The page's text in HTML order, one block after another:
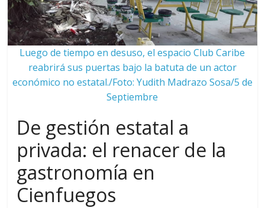
Luego de tiempo en desuso, el espacio Club Caribe
reabrirá sus puertas bajo la batuta de un actor
económico no estatal./Foto: Yudith Madrazo Sosa/5 de
Septiembre
De gestión estatal a
privada: el renacer de la
gastronomía en
Cienfuegos